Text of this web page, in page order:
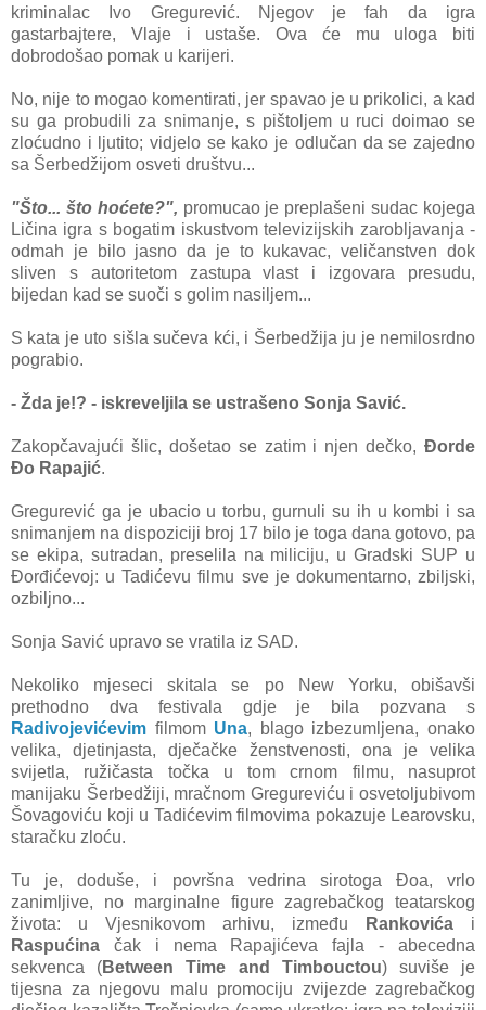
kriminalac Ivo Gregurević. Njegov je fah da igra
gastarbajtere, Vlaje i ustaše. Ova će mu uloga biti
dobrodošao pomak u karijeri.
No, nije to mogao komentirati, jer spavao je u prikolici, a kad
su ga probudili za snimanje, s pištoljem u ruci doimao se
zloćudno i ljutito; vidjelo se kako je odlučan da se zajedno
sa Šerbedžijom osveti društvu...
"Što... što hoćete?", promucao je preplašeni sudac kojega
Ličina igra s bogatim iskustvom televizijskih zarobljavanja -
odmah je bilo jasno da je to kukavac, veličanstven dok
sliven s autoritetom zastupa vlast i izgovara presudu,
bijedan kad se suoči s golim nasiljem...
S kata je uto sišla sučeva kći, i Šerbedžija ju je nemilosrdno
pograbio.
- Žda je!? - iskreveljila se ustrašeno Sonja Savić.
Zakopčavajući šlic, došetao se zatim i njen dečko, Đorde
Đo Rapajić.
Gregurević ga je ubacio u torbu, gurnuli su ih u kombi i sa
snimanjem na dispoziciji broj 17 bilo je toga dana gotovo, pa
se ekipa, sutradan, preselila na miliciju, u Gradski SUP u
Đorđićevoj: u Tadićevu filmu sve je dokumentarno, zbiljski,
ozbiljno...
Sonja Savić upravo se vratila iz SAD.
Nekoliko mjeseci skitala se po New Yorku, obišavši
prethodno dva festivala gdje je bila pozvana s
Radivojevićevim filmom Una, blago izbezumljena, onako
velika, djetinjasta, dječačke ženstvenosti, ona je velika
svijetla, ružičasta točka u tom crnom filmu, nasuprot
manijaku Šerbedžiji, mračnom Gregureviću i osvetoljubivom
Šovagoviću koji u Tadićevim filmovima pokazuje Learovsku,
staračku zloću.
Tu je, doduše, i površna vedrina sirotoga Đoa, vrlo
zanimljive, no marginalne figure zagrebačkog teatarskog
života: u Vjesnikovom arhivu, između
Rankovića i
Raspućina čak i nema Rapajićeva fajla - abecedna
sekvenca (Between Time and Timbouctou) suviše je
tijesna za njegovu malu promociju zvijezde zagrebačkog